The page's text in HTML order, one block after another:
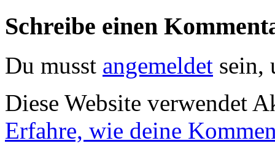
Schreibe einen
Du musst angemeldet sein,
Diese Website verwendet
Erfahre, wie deine